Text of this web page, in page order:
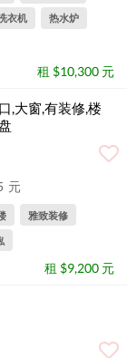
衣机 热水炉
租 $10,300 元
,大窗,有装修,楼
元
雅致装修
租 $9,200 元